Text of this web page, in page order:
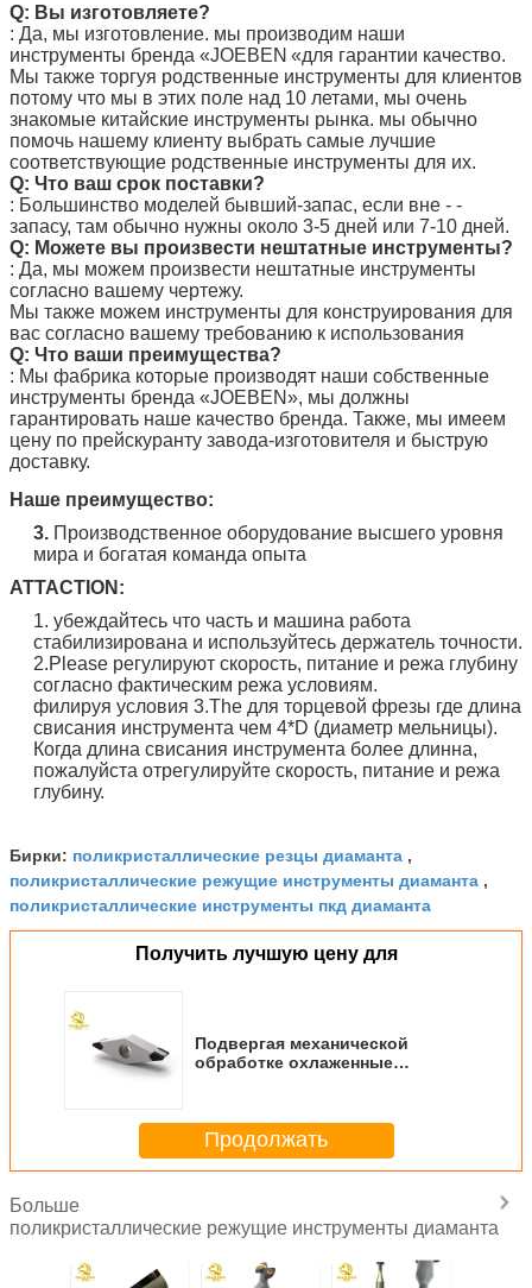
Q: Вы изготовляете?
: Да, мы изготовление. мы производим наши
инструменты бренда «JOEBEN «для гарантии качество.
Мы также торгуя родственные инструменты для клиентов
потому что мы в этих поле над 10 летами, мы очень
знакомые китайские инструменты рынка. мы обычно
помочь нашему клиенту выбрать самые лучшие
соответствующие родственные инструменты для их.
Q: Что ваш срок поставки?
: Большинство моделей бывший-запас, если вне - -
запасу, там обычно нужны около 3-5 дней или 7-10 дней.
Q: Можете вы произвести нештатные инструменты?
: Да, мы можем произвести нештатные инструменты
согласно вашему чертежу.
Мы также можем инструменты для конструирования для
вас согласно вашему требованию к использования
Q: Что ваши преимущества?
: Мы фабрика которые производят наши собственные
инструменты бренда «JOEBEN», мы должны
гарантировать наше качество бренда. Также, мы имеем
цену по прейскуранту завода-изготовителя и быструю
доставку.
Наше преимущество:
3. Производственное оборудование высшего уровня
мира и богатая команда опыта
ATTACTION:
1. убеждайтесь что часть и машина работа
стабилизирована и используйтесь держатель точности.
2.Please регулируют скорость, питание и режа глубину
согласно фактическим режа условиям.
филируя условия 3.The для торцевой фрезы где длина
свисания инструмента чем 4*D (диаметр мельницы).
Когда длина свисания инструмента более длинна,
пожалуйста отрегулируйте скорость, питание и режа
глубину.
Бирки: поликристаллические резцы диаманта ,
поликристаллические режущие инструменты диаманта ,
поликристаллические инструменты пкд диаманта
Получить лучшую цену для
Подвергая механической
обработке охлаженные
вставку для литого железа
Продолжать
Больше
поликристаллические режущие инструменты диаманта